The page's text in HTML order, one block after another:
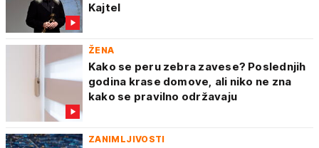
Kajtel
ŽENA
Kako se peru zebra zavese? Poslednjih
godina krase domove, ali niko ne zna
kako se pravilno održavaju
ZANIMLJIVOSTI